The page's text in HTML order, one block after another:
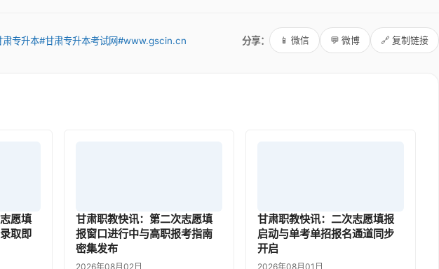
肃专升本#甘肃专升本考试网#www.gscin.cn 分享： 📱 微信 💬 微博 🔗 复制链接
愿填
取即
甘肃职教快讯：第二次志愿填
报窗口进行中与高职报考指南
密集发布
2026年08月02日
甘肃职教快讯：二次志愿填报
启动与单考单招报名通道同步
开启
2026年08月01日